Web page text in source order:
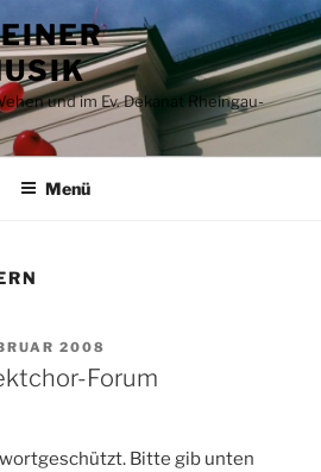
und im Ev. Dekanat Rheingau-
Menü
2008
Forum
Bitte gib unten